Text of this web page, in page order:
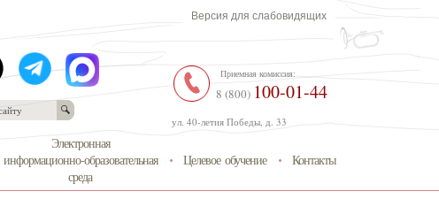
Версия для слабовидящих
ул. 40-летия Победы, д. 33
Приемная комиссия:
8 (800) 100-01-44
Электронная
информационно-образовательная
среда
Целевое обучение Контакты